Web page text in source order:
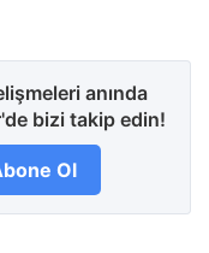
anında
bizi takip edin!
Ol